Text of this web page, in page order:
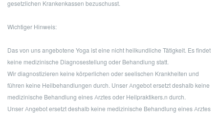
gesetzlichen Krankenkassen bezuschusst.
Wichtiger Hinweis:
Das von uns angebotene Yoga ist eine nicht heilkundliche Tätigkeit. Es findet
keine medizinische Diagnosestellung oder Behandlung statt.
Wir diagnostizieren keine körperlichen oder seelischen Krankheiten und
führen keine Heilbehandlungen durch. Unser Angebot ersetzt deshalb keine
medizinische Behandlung eines Arztes oder Heilpraktikers.n durch.
Unser Angebot ersetzt deshalb keine medizinische Behandlung eines Arztes